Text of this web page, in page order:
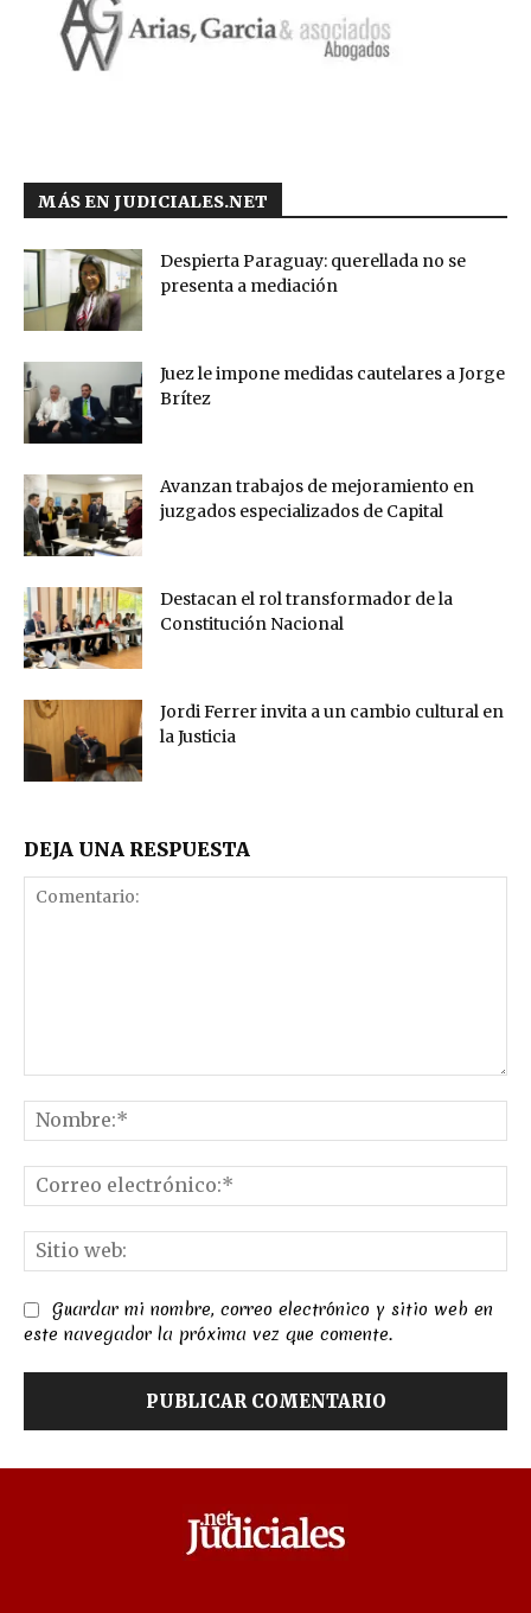
MÁS EN JUDICIALES.NET
Despierta Paraguay: querellada no se
presenta a mediación
Juez le impone medidas cautelares a Jorge
Brítez
Avanzan trabajos de mejoramiento en
juzgados especializados de Capital
Destacan el rol transformador de la
Constitución Nacional
Jordi Ferrer invita a un cambio cultural en
la Justicia
DEJA UNA RESPUESTA
Guardar mi nombre, correo electrónico y sitio web en
este navegador la próxima vez que comente.